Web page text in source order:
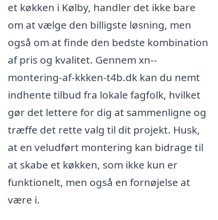
et køkken i Kølby, handler det ikke bare
om at vælge den billigste løsning, men
også om at finde den bedste kombination
af pris og kvalitet. Gennem xn--
montering-af-kkken-t4b.dk kan du nemt
indhente tilbud fra lokale fagfolk, hvilket
gør det lettere for dig at sammenligne og
træffe det rette valg til dit projekt. Husk,
at en veludført montering kan bidrage til
at skabe et køkken, som ikke kun er
funktionelt, men også en fornøjelse at
være i.